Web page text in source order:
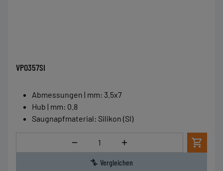
VPO357SI
Abmessungen | mm: 3.5x7
Hub | mm: 0.8
Saugnapfmaterial: Silikon (SI)
Menge
Vergleichen